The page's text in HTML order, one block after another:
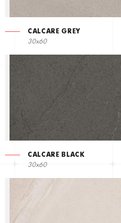
CALCARE GREY
30x60
CALCARE BLACK
30x60